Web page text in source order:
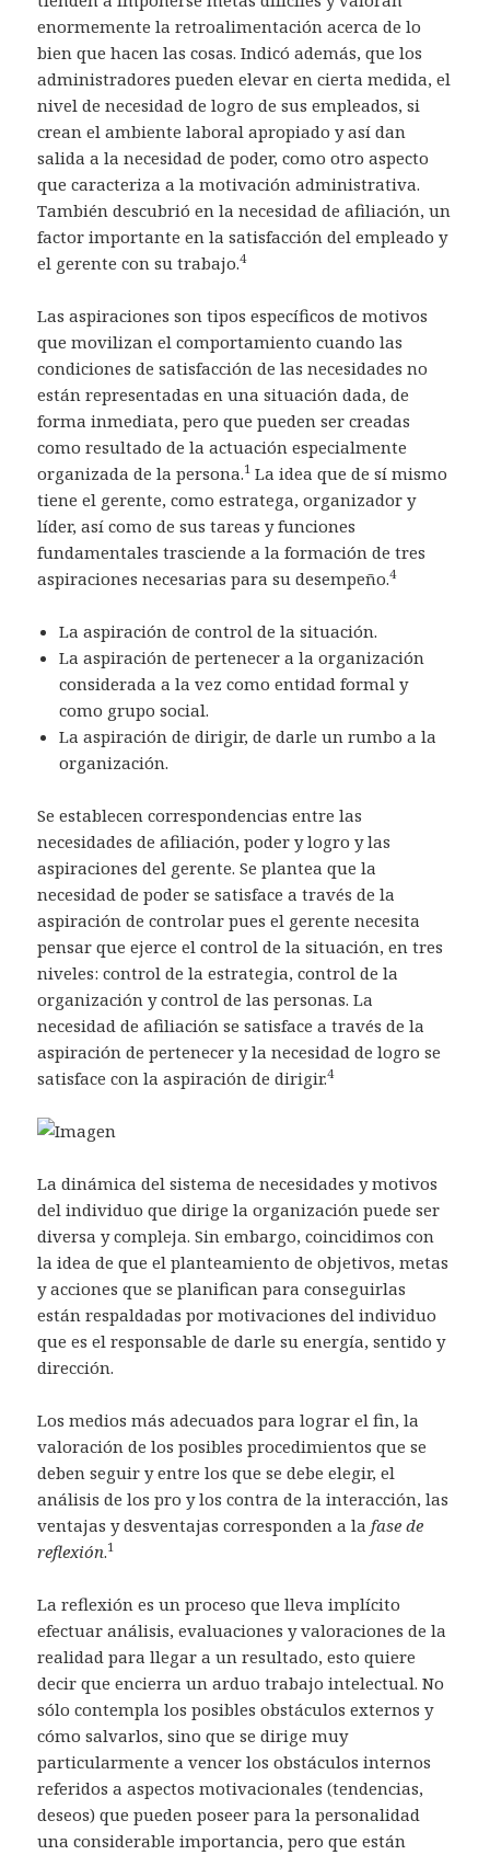
enormemente la retroalimentación acerca de lo
bien que hacen las cosas. Indicó además, que los
administradores pueden elevar en cierta medida, el
nivel de necesidad de logro de sus empleados, si
crean el ambiente laboral apropiado y así dan
salida a la necesidad de poder, como otro aspecto
que caracteriza a la motivación administrativa.
También descubrió en la necesidad de afiliación, un
factor importante en la satisfacción del empleado y
el gerente con su trabajo.4
Las aspiraciones son tipos específicos de motivos
que movilizan el comportamiento cuando las
condiciones de satisfacción de las necesidades no
están representadas en una situación dada, de
forma inmediata, pero que pueden ser creadas
como resultado de la actuación especialmente
organizada de la persona.1 La idea que de sí mismo
tiene el gerente, como estratega, organizador y
líder, así como de sus tareas y funciones
fundamentales trasciende a la formación de tres
aspiraciones necesarias para su desempeño.4
La aspiración de control de la situación.
La aspiración de pertenecer a la organización
considerada a la vez como entidad formal y
como grupo social.
La aspiración de dirigir, de darle un rumbo a la
organización.
Se establecen correspondencias entre las
necesidades de afiliación, poder y logro y las
aspiraciones del gerente. Se plantea que la
necesidad de poder se satisface a través de la
aspiración de controlar pues el gerente necesita
pensar que ejerce el control de la situación, en tres
niveles: control de la estrategia, control de la
organización y control de las personas. La
necesidad de afiliación se satisface a través de la
aspiración de pertenecer y la necesidad de logro se
satisface con la aspiración de dirigir.4
La dinámica del sistema de necesidades y motivos
del individuo que dirige la organización puede ser
diversa y compleja. Sin embargo, coincidimos con
la idea de que el planteamiento de objetivos, metas
y acciones que se planifican para conseguirlas
están respaldadas por motivaciones del individuo
que es el responsable de darle su energía, sentido y
dirección.
Los medios más adecuados para lograr el fin, la
valoración de los posibles procedimientos que se
deben seguir y entre los que se debe elegir, el
análisis de los pro y los contra de la interacción, las
ventajas y desventajas corresponden a lafase de
reflexión.1
La reflexión es un proceso que lleva implícito
efectuar análisis, evaluaciones y valoraciones de la
realidad para llegar a un resultado, esto quiere
decir que encierra un arduo trabajo intelectual. No
sólo contempla los posibles obstáculos externos y
cómo salvarlos, sino que se dirige muy
particularmente a vencer los obstáculos internos
referidos a aspectos motivacionales (tendencias,
deseos) que pueden poseer para la personalidad
una considerable importancia, pero que están